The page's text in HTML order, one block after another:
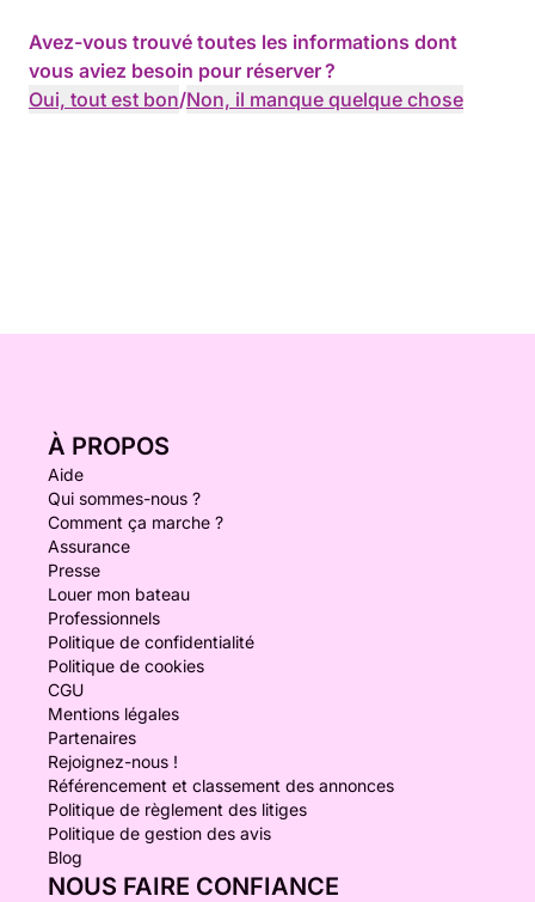
Avez-vous trouvé toutes les informations dont
vous aviez besoin pour réserver ?
Oui, tout est bon/Non, il manque quelque chose
À PROPOS
Aide
Qui sommes-nous ?
Comment ça marche ?
Assurance
Presse
Louer mon bateau
Professionnels
Politique de confidentialité
Politique de cookies
CGU
Mentions légales
Partenaires
Rejoignez-nous !
Référencement et classement des annonces
Politique de règlement des litiges
Politique de gestion des avis
Blog
NOUS FAIRE CONFIANCE